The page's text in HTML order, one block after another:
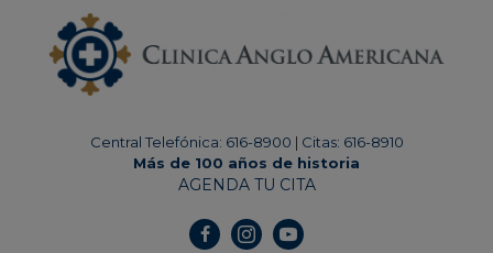
Central Telefónica: 616-8900 | Citas: 616-8910
Más de 100 años de historia
AGENDA TU CITA